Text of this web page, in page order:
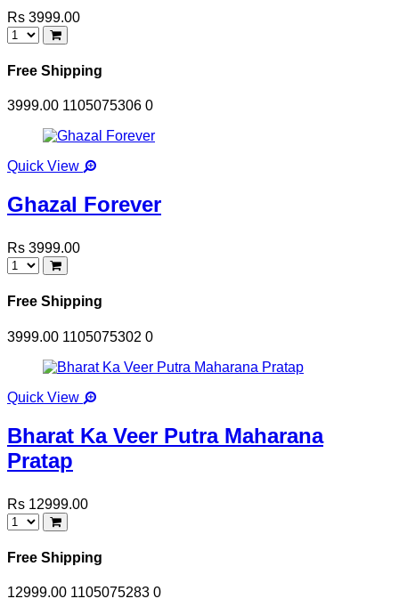
Rs 3999.00
Free Shipping
3999.00 1105075306 0
Quick View
Ghazal Forever
Rs 3999.00
Free Shipping
3999.00 1105075302 0
Quick View
Bharat Ka Veer Putra Maharana
Pratap
Rs 12999.00
Free Shipping
12999.00 1105075283 0